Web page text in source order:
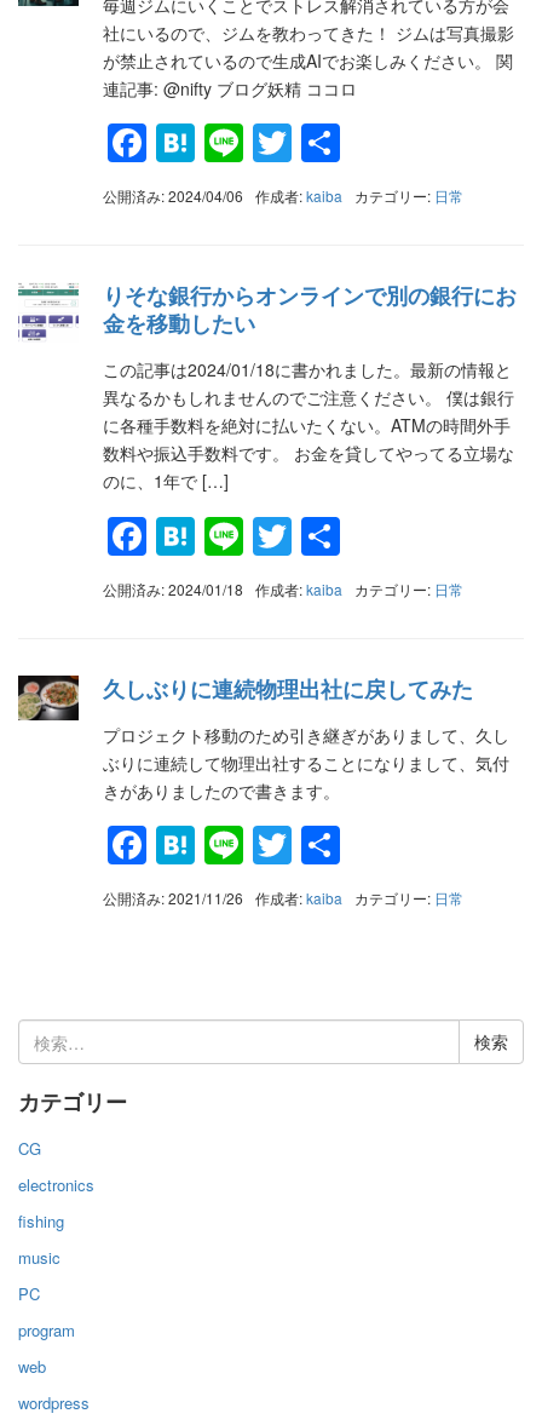
毎週ジムにいくことでストレス解消されている方が会
社にいるので、ジムを教わってきた！ ジムは写真撮影
が禁止されているので生成AIでお楽しみください。 関
連記事: @nifty ブログ妖精 ココロ
Facebook
Hatena
LineTwitter
有
公開済み: 2024/04/06 作成者:kaiba カテゴリー: 日常
りそな銀行からオンラインで別の銀行にお
金を移動したい
この記事は2024/01/18に書かれました。最新の情報と
異なるかもしれませんのでご注意ください。 僕は銀行
に各種手数料を絶対に払いたくない。ATMの時間外手
数料や振込手数料です。 お金を貸してやってる立場な
のに、1年で […]
Facebook
Hatena
LineTwitter
有
公開済み: 2024/01/18 作成者:kaiba カテゴリー: 日常
久しぶりに連続物理出社に戻してみた
プロジェクト移動のため引き継ぎがありまして、久し
ぶりに連続して物理出社することになりまして、気付
きがありましたので書きます。
Facebook
Hatena
LineTwitter
有
公開済み: 2021/11/26 作成者:kaiba カテゴリー: 日常
検
索:
カテゴリー
CG
electronics
fishing
music
PC
program
web
wordpress